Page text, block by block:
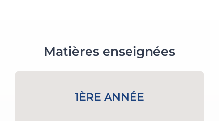
Matières enseignées
1ÈRE ANNÉE